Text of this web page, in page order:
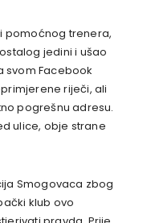
pomoćnog trenera,
jedini i ušao
svom Facebook
riječi, ali
pogrešnu adresu.
ulice, obje strane
Smogovaca zbog
klub ovo